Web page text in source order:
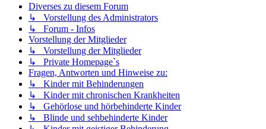
Diverses zu diesem Forum
↳ Vorstellung des Administrators
↳ Forum - Infos
Vorstellung der Mitglieder
↳ Vorstellung der Mitglieder
↳ Private Homepage`s
Fragen, Antworten und Hinweise zu:
↳ Kinder mit Behinderungen
↳ Kinder mit chronischen Krankheiten
↳ Gehörlose und hörbehinderte Kinder
↳ Blinde und sehbehinderte Kinder